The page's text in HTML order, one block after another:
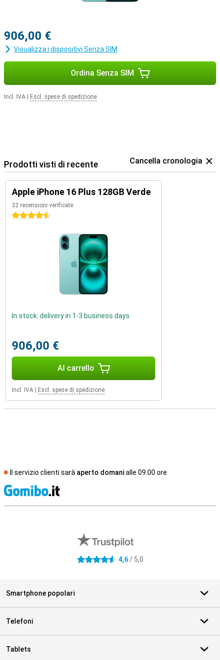
906,00 €
Visualizza i dispositivi Senza SIM
Ordina Senza SIM
Incl. IVA Escl. spese di spedizione
Prodotti visti di recente Cancella cronologia
Apple iPhone 16 Plus 128GB Verde
32 recensioni verificate
4.5 stelle
In stock: delivery in 1-3 business days
906,00 €
Al carrello
Incl. IVA Escl. spese di spedizione
Il servizio clienti sarà aperto domanialle 09.00 ore
4.6 stelle 4,6/ 5,0
Smartphone popolari
Telefoni
Tablets